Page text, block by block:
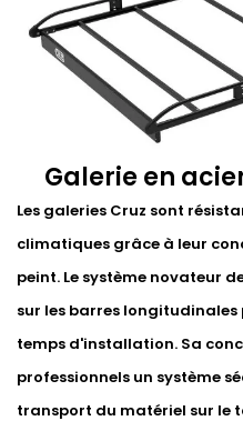
Galerie en
Les galeries Cruz sont
climatiques grâce à leur
peint. Le système novateur
sur les barres
temps d'installation. Sa
professionnels un système
transport du matériel sur le